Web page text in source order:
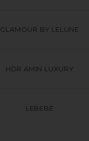
GLAMOUR BY LELUNE
HDR AMIN LUXURY
LEBEBÈ